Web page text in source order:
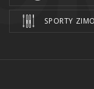
SPORTY